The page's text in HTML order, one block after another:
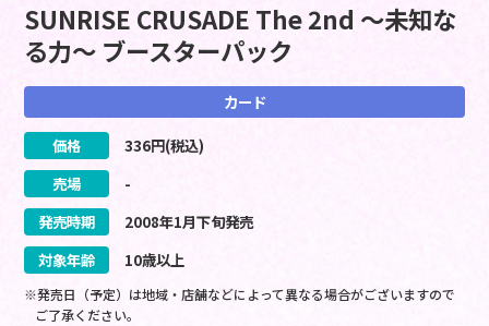
SUNRISE CRUSADE The 2nd ～未知な
る力～ ブースターパック
カード
価格 336円(税込)
売場
-
発売時期
2008年1月下旬発売
対象年齢
10歳以上
※発売日（予定）は地域・店舗などによって異なる場合がございますので
ご了承ください。